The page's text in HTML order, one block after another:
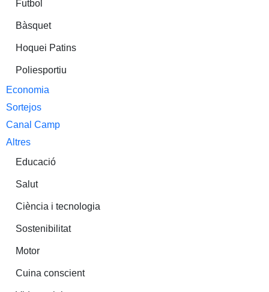
Futbol
Bàsquet
Hoquei Patins
Poliesportiu
Economia
Sortejos
Canal Camp
Altres
Educació
Salut
Ciència i tecnologia
Sostenibilitat
Motor
Cuina conscient